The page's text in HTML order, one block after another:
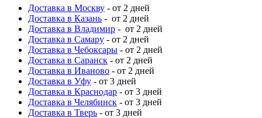
Доставка в Москву - от 2 дней
Доставка в Казань - от 2 дней
Доставка в Владимир - от 2 дней
Доставка в Самару - от 2 дней
Доставка в Чебоксары - от 2 дней
Доставка в Саранск - от 2 дней
Доставка в Иваново - от 2 дней
Доставка в Уфу - от 3 дней
Доставка в Краснодар - от 3 дней
Доставка в Челябинск - от 3 дней
Доставка в Тверь - от 3 дней